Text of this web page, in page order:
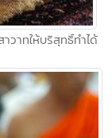
วาทให้บริสุทธิ์ทำได้